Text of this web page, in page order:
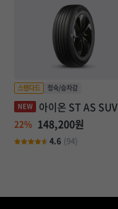
아이온 ST AS SUV
22% 148,200원
4.6 (94)